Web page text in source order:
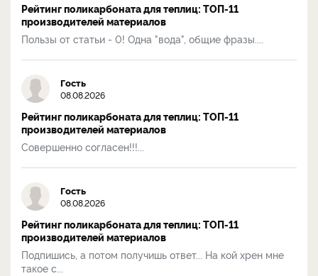
Рейтинг поликарбоната для теплиц: ТОП-11
производителей материалов
Пользы от статьи - 0! Одна "вода", общие фразы....
Гость
08.08.2026
Рейтинг поликарбоната для теплиц: ТОП-11
производителей материалов
Совершенно согласен!!!...
Гость
08.08.2026
Рейтинг поликарбоната для теплиц: ТОП-11
производителей материалов
Подпишись, а потом получишь ответ... На кой хрен мне
такое с...